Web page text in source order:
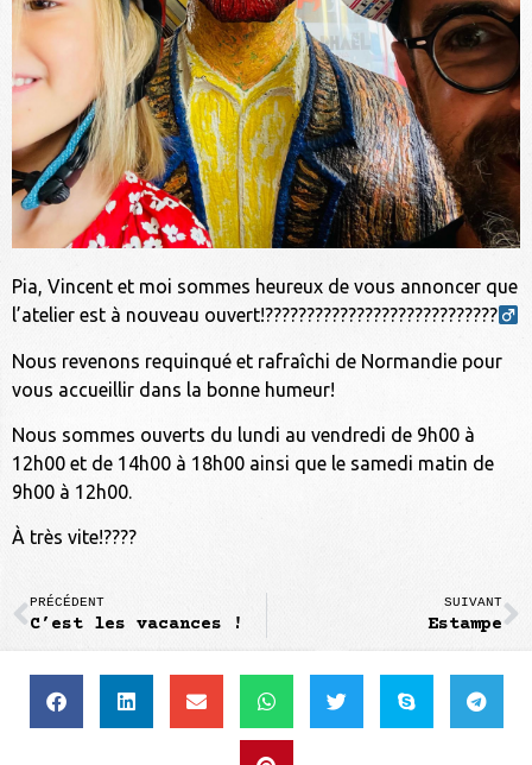
Pia, Vincent et moi sommes heureux de vous annoncer que
l’atelier est à nouveau ouvert!????????????????‍????????????‍
Nous revenons requinqué et rafraîchi de Normandie pour
vous accueillir dans la bonne humeur!
Nous sommes ouverts du lundi au vendredi de 9h00 à
12h00 et de 14h00 à 18h00 ainsi que le samedi matin de
9h00 à 12h00.
À très vite!????
PRÉCÉDENT
C’est les vacances !
SUIVANT
Estampe